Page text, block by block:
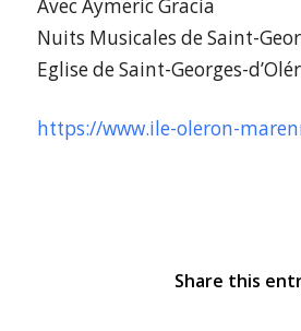
Avec Aymeric Gracia
Nuits Musicales de Saint-
Eglise de Saint-Georges-
https://www.ile-oleron-
Share this